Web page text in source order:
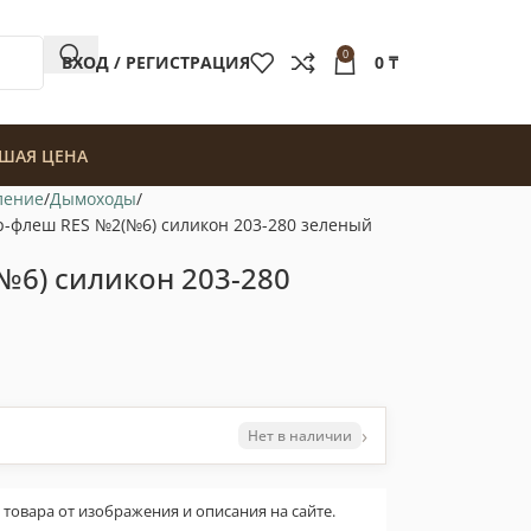
ВХОД / РЕГИСТРАЦИЯ 0 0 ₸
ЦЕНА
Дымоходы
флеш RES №2(№6) силикон 203-280 зеленый
силикон 203-280
Нет в наличии ›
от изображения и описания на сайте.